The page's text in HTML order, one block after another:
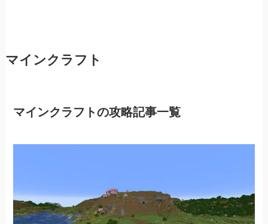
マインクラフト
マインクラフトの攻略記事一覧